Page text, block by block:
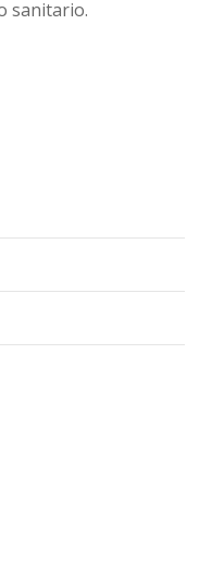
sanitario.